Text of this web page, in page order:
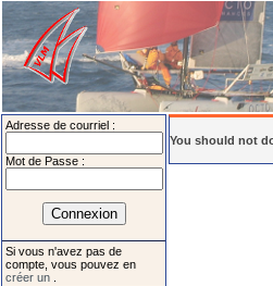
Adresse de courriel :
Mot de Passe :
Si vous n'avez pas de
compte, vous pouvez en
créer un
You should not